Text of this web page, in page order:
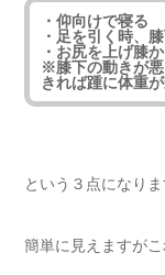
・仰向けで寝る
・足を引く時、
・お尻を上げ膝
※膝下の動きが
きれば踵に体重
という３点になりま
簡単に見えますがこ